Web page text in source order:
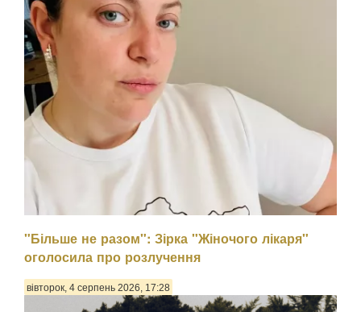
"Більше не разом": Зірка "Жіночого лікаря"
оголосила про розлучення
вівторок, 4 серпень 2026, 17:28